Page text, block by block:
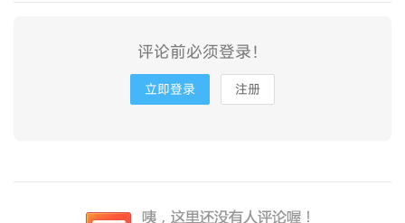
评论前必须登录！
立即登录 注册